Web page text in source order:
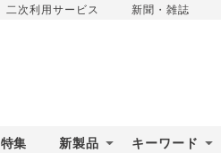
二次利用サービス 新聞・雑誌
特集 新製品 キーワード